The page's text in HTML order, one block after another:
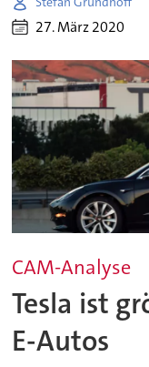
27. März 2020
CAM-Analyse
Tesla ist
E-Autos